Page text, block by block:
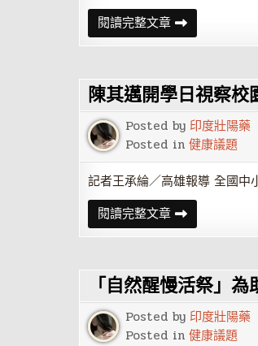
會
慧
公
媒
真
領
航
閱讀完整文章電
豹
女
十
五
人
同
框
私
戀
愛
趣
事
全
公
開
陳其邁開學日視察
Posted by 印度壯陽藥
Posted in 健康議題
記者王承綸／高雄報導 全國中
閱讀完整文章陳
其
邁
日
視
察
校
園
防
「自然醒慢活祭」
Posted by 印度壯陽藥
Posted in 健康議題